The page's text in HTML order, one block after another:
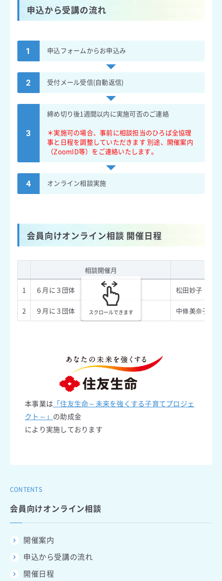
申込から受講の流れ
1 申込フォームからお申込み
2 受付メール受信(自動返信)
3
締め切り後1週間以内に実施可否のご連絡
＊実施可の場合、事前に相談担当のひろば全協理
事と日程を調整していただきます 別途、開催案内
（ZoomID等）をご連絡いたします。
4 オンライン相談実施
会員向けオンライン相談 開催日程
相談開催月
1 ６月に３団体 松田妙子
2 ９月に３団体 中條美奈子
スクロールできます
本事業は 「住友生命～未来を強くする子育てプロジェ
クト～」 の助成金
により実施しております
CONTENTS
会員向けオンライン相談
開催案内
申込から受講の流れ
開催日程